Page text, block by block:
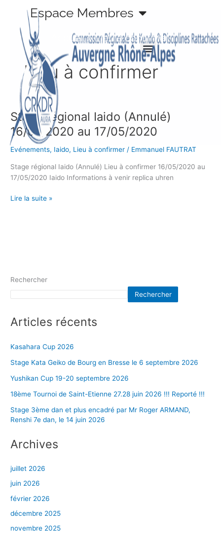
contenu
Espace Membres
Accueil»Lieu à confirmer
Lieu à confirmer
Stage régional Iaido (Annulé)
16/05/2020 au 17/05/2020
Evénements, Iaido, Lieu à confirmer / Emmanuel FAUTRAT
Stage régional Iaido (Annulé) Lieu à confirmer 16/05/2020 au
17/05/2020 Iaido Informations à venir replica uhren
Stage
régional
Iaido
(Annulé)
au
17/05/2020
Lire la suite »
Rechercher
Rechercher
Articles récents
Kasahara Cup 2026
Stage Kata Geiko de Bourg en Bresse le 6 septembre 2026
Yushikan Cup 19-20 septembre 2026
18ème Tournoi de Saint-Etienne 27.28 juin 2026 !!! Reporté !!!
Stage 3ème dan et plus encadré par Mr Roger ARMAND,
Renshi 7e dan, le 14 juin 2026
Archives
juillet 2026
juin 2026
février 2026
décembre 2025
novembre 2025